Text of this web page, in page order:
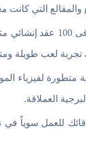
التي كانت
يمكن الاشتراك
تجربة لعب طويلة
متطورة لفيزياء
العملاقة.
للعمل سوياً في